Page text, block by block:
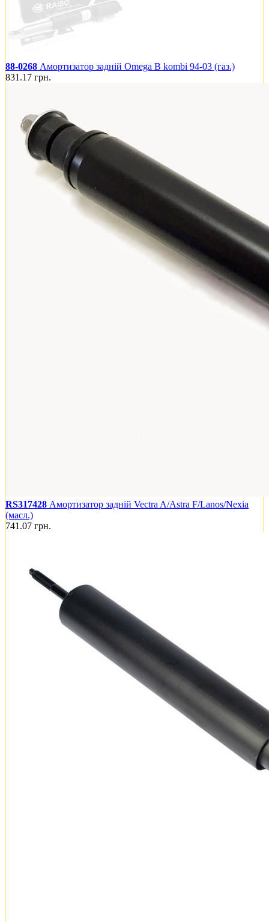
88-0268 Амортизатор задній Omega B kombi 94-03 (газ.)
831.17 грн.
RS317428 Амортизатор задній Vectra A/Astra F/Lanos/Nexia
(масл.)
741.07 грн.